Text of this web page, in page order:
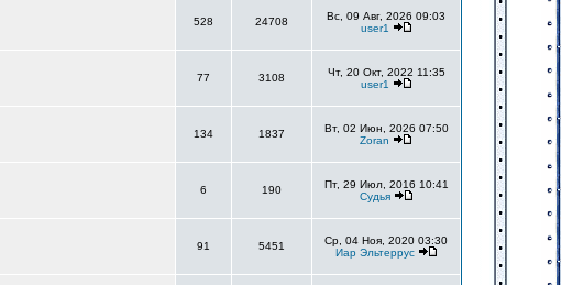
528 24708
Вс, 09 Авг, 2026 09:03
user1
77 3108
Чт, 20 Окт, 2022 11:35
user1
134 1837
Вт, 02 Июн, 2026 07:50
Zoran
6 190
Пт, 29 Июл, 2016 10:41
Судья
91 5451
Ср, 04 Ноя, 2020 03:30
Иар Эльтеррус